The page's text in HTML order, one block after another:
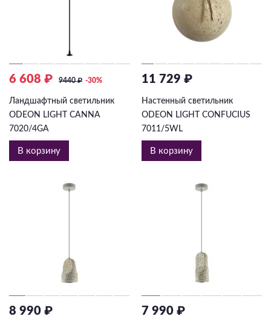
6 608 ₽ 9440₽ -30%
Ландшафтный светильник
ODEON LIGHT CANNA
7020/4GA
В корзину
11 729 ₽
Настенный светильник
ODEON LIGHT CONFUCIUS
7011/5WL
В корзину
8 990 ₽ 7 990 ₽